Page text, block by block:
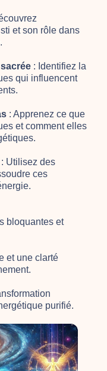
et son rôle dans
: Identifiez la
qui influencent
: Apprenez ce que
et comment elles
: Utilisez des
ces
bloquantes et
et une clarté
purifié.